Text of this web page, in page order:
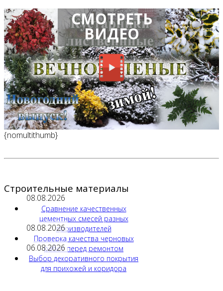
СМОТРЕТЬ
ВИДЕО
{nomultithumb}
Строительные материалы
08.08.2026
Сравнение качественных
цементных смесей разных
производителей
08.08.2026
Проверка качества черновых
работ перед ремонтом
06.08.2026
Выбор декоративного покрытия
для прихожей и коридора